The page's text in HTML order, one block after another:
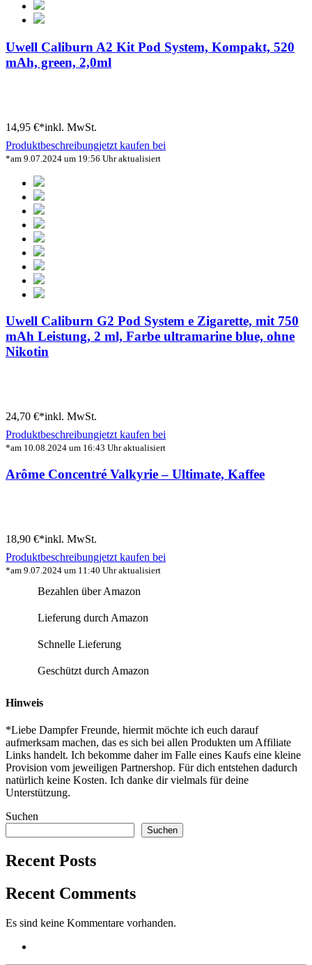
Uwell Caliburn A2 Kit Pod System, Kompakt, 520
mAh, green, 2,0ml
14,95 €*inkl. MwSt.
Produktbeschreibungjetzt kaufen bei
*am 9.07.2024 um 19:56 Uhr aktualisiert
Uwell Caliburn G2 Pod System e Zigarette, mit 750
mAh Leistung, 2 ml, Farbe ultramarine blue, ohne
Nikotin
24,70 €*inkl. MwSt.
Produktbeschreibungjetzt kaufen bei
*am 10.08.2024 um 16:43 Uhr aktualisiert
Arôme Concentré Valkyrie – Ultimate, Kaffee
18,90 €*inkl. MwSt.
Produktbeschreibungjetzt kaufen bei
*am 9.07.2024 um 11:40 Uhr aktualisiert
Bezahlen über Amazon
Lieferung durch Amazon
Schnelle Lieferung
Geschützt durch Amazon
Hinweis
*Liebe Dampfer Freunde, hiermit möchte ich euch darauf
aufmerksam machen, das es sich bei allen Produkten um Affiliate
Links handelt. Ich bekomme daher im Falle eines Kaufs eine kleine
Provision vom jeweiligen Partnershop. Für dich entstehen dadurch
natürlich keine Kosten. Ich danke dir vielmals für deine
Unterstützung.
Suchen
Suchen
Recent Posts
Recent Comments
Es sind keine Kommentare vorhanden.